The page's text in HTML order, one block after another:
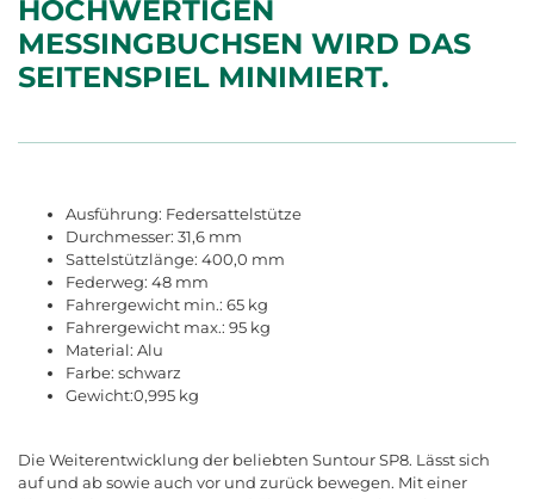
HOCHWERTIGEN
MESSINGBUCHSEN WIRD DAS
SEITENSPIEL MINIMIERT.
Ausführung: Federsattelstütze
Durchmesser: 31,6 mm
Sattelstützlänge: 400,0 mm
Federweg: 48 mm
Fahrergewicht min.: 65 kg
Fahrergewicht max.: 95 kg
Material: Alu
Farbe: schwarz
Gewicht:0,995 kg
Die Weiterentwicklung der beliebten Suntour SP8. Lässt sich
auf und ab sowie auch vor und zurück bewegen. Mit einer